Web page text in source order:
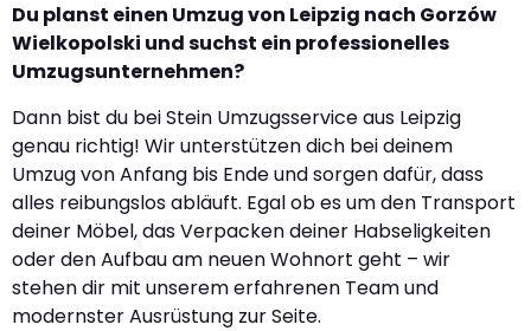
Du planst einen Umzug von Leipzig nach Gorzów
Wielkopolski und suchst ein professionelles
Umzugsunternehmen?
Dann bist du bei Stein Umzugsservice aus Leipzig
genau richtig! Wir unterstützen dich bei deinem
Umzug von Anfang bis Ende und sorgen dafür, dass
alles reibungslos abläuft. Egal ob es um den Transport
deiner Möbel, das Verpacken deiner Habseligkeiten
oder den Aufbau am neuen Wohnort geht – wir
stehen dir mit unserem erfahrenen Team und
modernster Ausrüstung zur Seite.